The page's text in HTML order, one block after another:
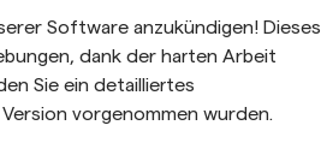
Software anzukündigen! Dieses
dank der harten Arbeit
Sie ein detailliertes
vorgenommen wurden.